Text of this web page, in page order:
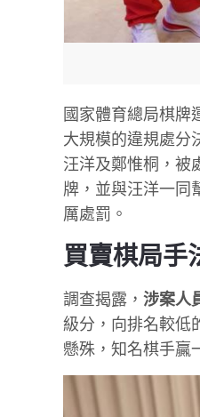
國家體育總局棋牌
大規模的違規處分
汪洋及鄭惟桐，被
牌，並與汪洋一同
厲處罰。
買賣棋局手
調查揭露，涉案人
級分，向排名較低
懸殊，知名棋手贏